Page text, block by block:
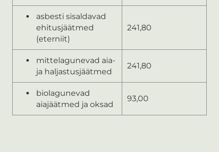
asbesti sisaldavad
ehitusjäätmed
(eterniit)
241,80
mittelagunevad aia-
ja haljastusjäätmed
241,80
biolagunevad
aiajäätmed ja oksad
93,00